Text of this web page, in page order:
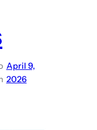
April 9,
2026